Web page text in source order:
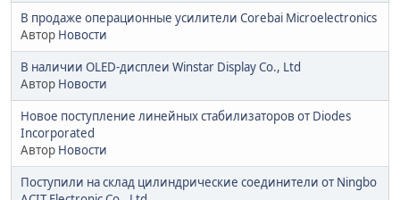
В продаже операционные усилители Corebai Microelectronics
Автор Новости
В наличии OLED-дисплеи Winstar Display Co., Ltd
Автор Новости
Новое поступление линейных стабилизаторов от Diodes
Incorporated
Автор Новости
Поступили на склад цилиндрические соединители от Ningbo